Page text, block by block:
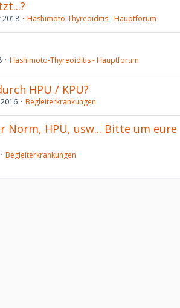
2018 Hashimoto-Thyreoiditis - Hauptforum
Hashimoto-Thyreoiditis - Hauptforum
HPU / KPU?
Begleiterkrankungen
Norm, HPU, usw... Bitte um eure
Begleiterkrankungen